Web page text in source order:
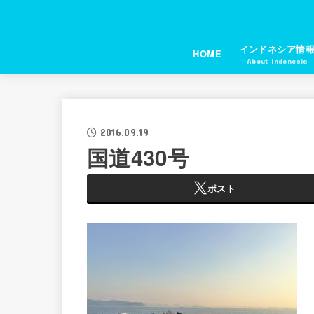
HOME インドネシア情報
About Indonesia
2016.09.19
国道430号
ポスト